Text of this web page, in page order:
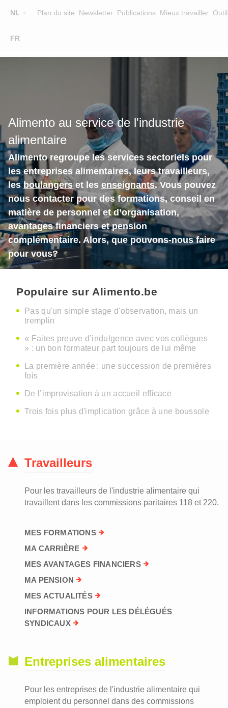
NL
FR
Plan du site Newsletter Publications Mieux travailler
Main
EQUIPE
CONTACT
Alimento au service de l'industrie
alimentaire
Alimento regroupe les services sectoriels pour
les entreprises alimentaires, leurstravailleurs,
lesboulangerset les enseignants. Vous pouvez
nous contacter pour des formations, conseil en
matière de personnel et d’organisation,
avantages financiers et pension
complémentaire. Alors, que pouvons-nous faire
pour vous?
Populaire sur Alimento.be
Pas qu'un simple stage d'observation, mais un
tremplin
« Faites preuve d’indulgence avec vos collègues
» : un bon formateur part toujours de lui même
La première année : une succession de premières
fois
De l’improvisation à un accueil efficace
Trois fois plus d'implication grâce à une boussole
Travailleurs
Pour les travailleurs de l'industrie alimentaire qui
travaillent dans les commissions paritaires 118 et 220.
MES FORMATIONS
MA CARRIÈRE
MES AVANTAGES FINANCIERS
MA PENSION
MES ACTUALITÉS
INFORMATIONS POUR LES DÉLÉGUÉS
SYNDICAUX
Entreprises alimentaires
Pour les entreprises de l'industrie alimentaire qui
emploient du personnel dans des commissions